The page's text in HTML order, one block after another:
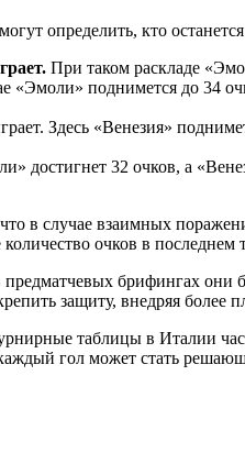
определить, кто
При таком раскладе
поднимется до 34
Здесь «Венезия»
достигнет 32 очков, а
в случае взаимных
очков в последнем
брифингах они
защиту, внедряя более
таблицы в Италии
гол может стать